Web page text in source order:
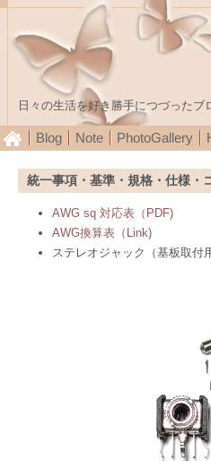
日々の生活を好き勝手につづった
Blog Note PhotoGallery
統一事項・基準・規格・仕様・
AWG sq 対応表（PDF)
AWG換算表（Link)
ステレオジャック（基板取付